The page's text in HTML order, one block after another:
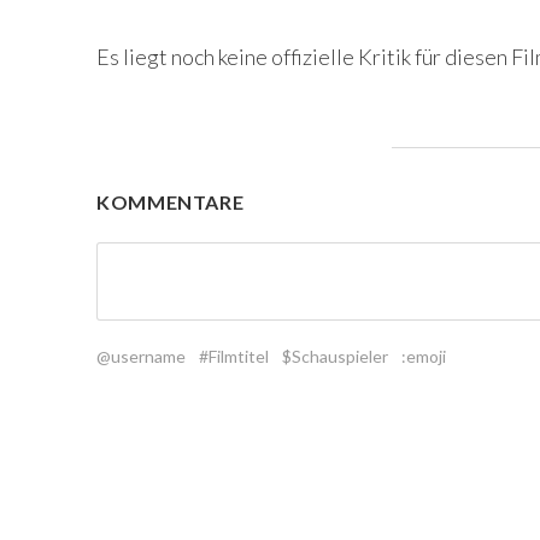
Es liegt noch keine offizielle Kritik für diesen
KOMMENTARE
@username #Filmtitel $Schauspieler :emoji